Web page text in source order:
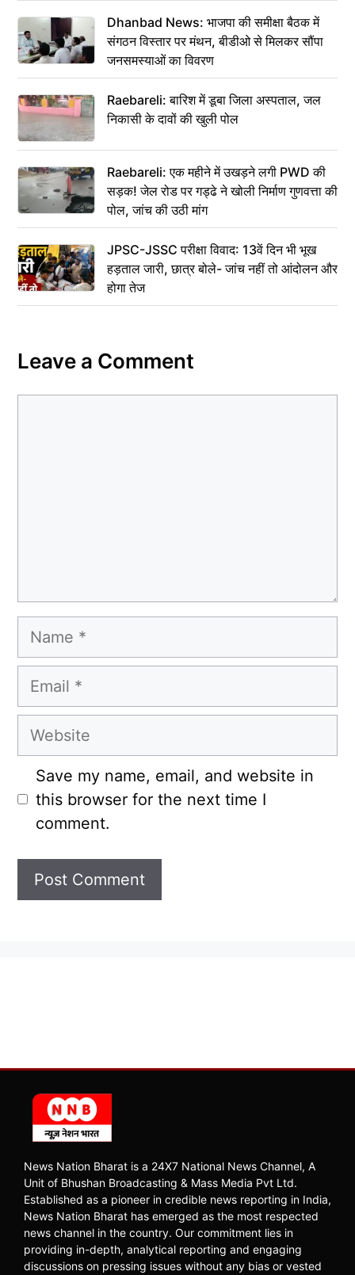
Dhanbad News: भाजपा की समीक्षा बैठक में
संगठन विस्तार पर मंथन, बीडीओ से मिलकर सौंपा
जनसमस्याओं का विवरण
Raebareli: बारिश में डूबा जिला अस्पताल, जल
निकासी के दावों की खुली पोल
Raebareli: एक महीने में उखड़ने लगी PWD की
सड़क! जेल रोड पर गड्ढे ने खोली निर्माण गुणवत्ता की
पोल, जांच की उठी मांग
JPSC-JSSC परीक्षा विवाद: 13वें दिन भी भूख
हड़ताल जारी, छात्र बोले- जांच नहीं तो आंदोलन और
होगा तेज
Leave a Comment
Name
Email
Website
Save my name, email, and website in
this browser for the next time I
comment.
News Nation Bharat is a 24X7 National News Channel, A
Unit of Bhushan Broadcasting & Mass Media Pvt Ltd.
Established as a pioneer in credible news reporting in India,
News Nation Bharat has emerged as the most respected
news channel in the country. Our commitment lies in
providing in-depth, analytical reporting and engaging
discussions on pressing issues without any bias or vested